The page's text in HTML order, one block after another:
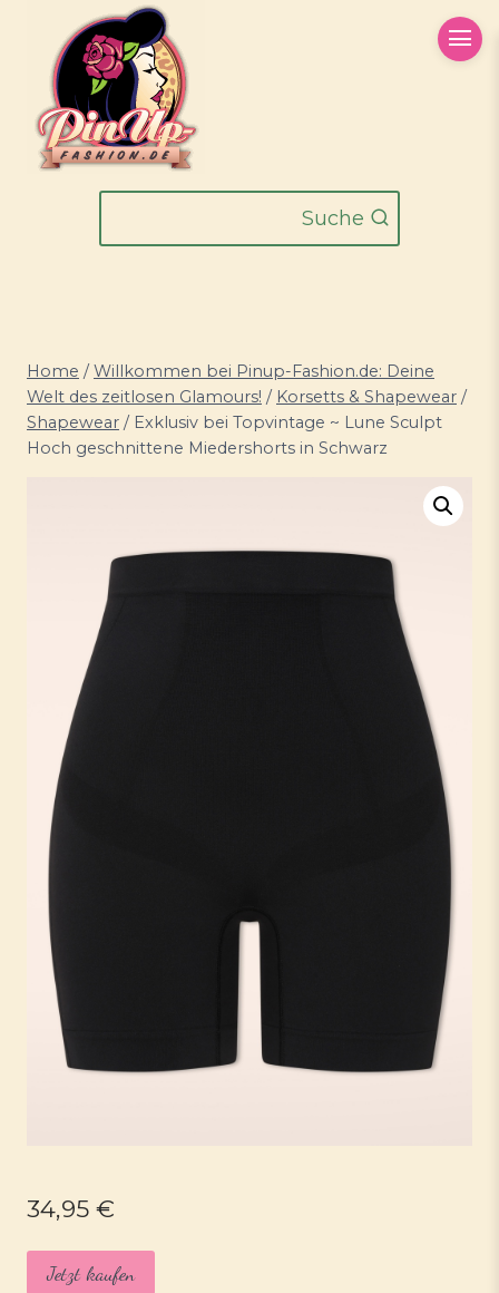
springen
Suche
Home / Willkommen bei Pinup-Fashion.de: Deine
Welt des zeitlosen Glamours! / Korsetts & Shapewear /
Shapewear / Exklusiv bei Topvintage ~ Lune Sculpt
Hoch geschnittene Miedershorts in Schwarz
34,95 €
Jetzt kaufen